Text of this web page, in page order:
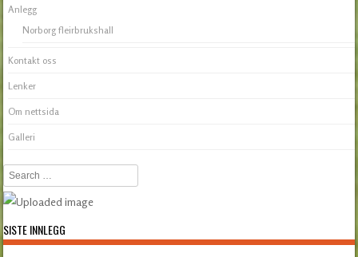
Anlegg
Norborg fleirbrukshall
Kontakt oss
Lenker
Om nettsida
Galleri
Search
SISTE INNLEGG